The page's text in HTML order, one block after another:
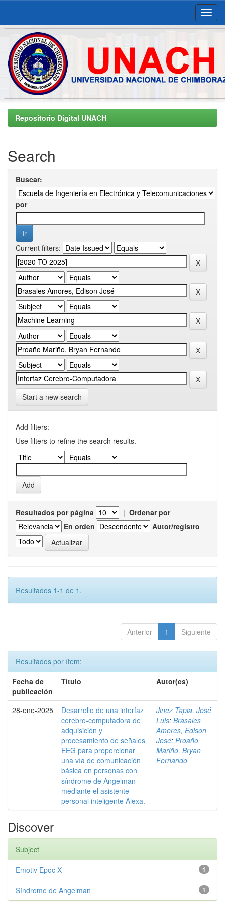
Skip
navigationRepositorio Digital UNACH
Search
Buscar:
por
Current filters:
Start a new search
Add filters:
Use filters to refine the search results.
Resultados por página | Ordenar por
En orden
Autor/registro
Resultados 1-1 de 1.
Anterior 1 Siguiente
Resultados por ítem:
Fecha de
publicación
Título Autor(es)
28-ene-2025
Desarrollo de una interfaz
cerebro-computadora de
adquisición y
procesamiento de señales
EEG para proporcionar
una vía de comunicación
básica en personas con
síndrome de Angelman
mediante el asistente
personal inteligente Alexa.
Jinez Tapia, José
Luis; Brasales
Amores, Edison
José; Proaño
Mariño, Bryan
Fernando
Discover
Subject
1
Emotiv Epoc X
1
Síndrome de Angelman